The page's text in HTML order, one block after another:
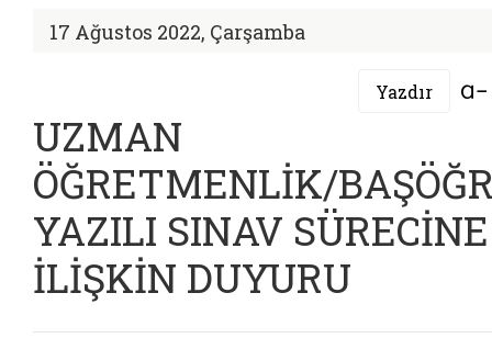
17 Ağustos 2022, Çarşamba
Yazdır
UZMAN
ÖĞRETMENLİK/
YAZILI SINAV SÜRECİNE
İLİŞKİN DUYURU